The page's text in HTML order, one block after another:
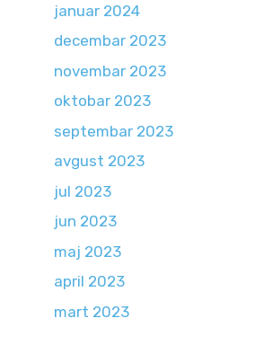
januar 2024
decembar 2023
novembar 2023
oktobar 2023
septembar 2023
avgust 2023
jul 2023
jun 2023
maj 2023
april 2023
mart 2023